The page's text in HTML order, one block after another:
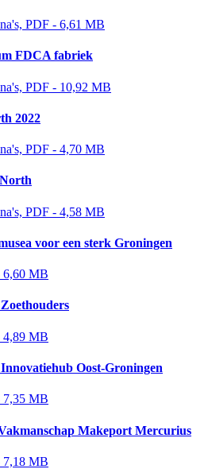
PDF - 6,61 MB
FDCA fabriek
PDF - 10,92 MB
2022
PDF - 4,70 MB
PDF - 4,58 MB
voor een sterk Groningen
6,60 MB
4,89 MB
Oost-Groningen
7,35 MB
Makeport Mercurius
7,18 MB